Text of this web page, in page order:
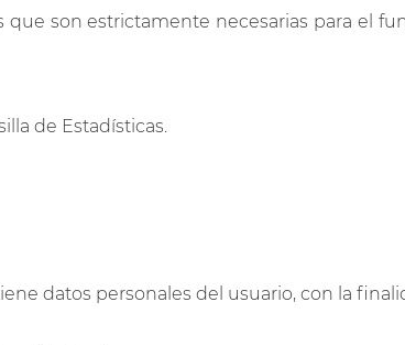
son estrictamente necesarias para el
de Estadísticas.
datos personales del usuario, con la